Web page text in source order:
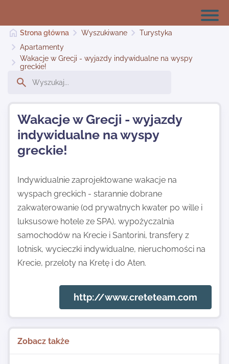
Strona główna
Dodaj stronę
Najnowsze
Kontakt
Strona główna Wyszukiwane
Turystyka
Apartamenty
Wakacje w Grecji - wyjazdy indywidualne na wyspy
greckie!
Wakacje w Grecji - wyjazdy
indywidualne na wyspy
greckie!
Indywidualnie zaprojektowane wakacje na
wyspach greckich - starannie dobrane
zakwaterowanie (od prywatnych kwater po wille i
luksusowe hotele ze SPA), wypożyczalnia
samochodów na Krecie i Santorini, transfery z
lotnisk, wycieczki indywidualne, nieruchomości na
Krecie, przeloty na Kretę i do Aten.
http://www.creteteam.com
Zobacz także